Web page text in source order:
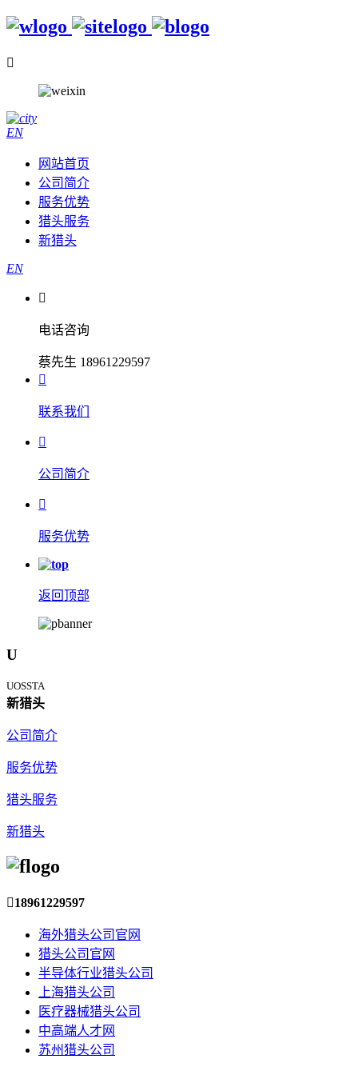

EN
网站首页
公司简介
服务优势
猎头服务
新猎头
EN

电话咨询
蔡先生 18961229597

联系我们

公司简介

服务优势
返回顶部
U
UOSSTA
新猎头
公司简介
服务优势
猎头服务
新猎头
18961229597
海外猎头公司官网
猎头公司官网
半导体行业猎头公司
上海猎头公司
医疗器械猎头公司
中高端人才网
苏州猎头公司